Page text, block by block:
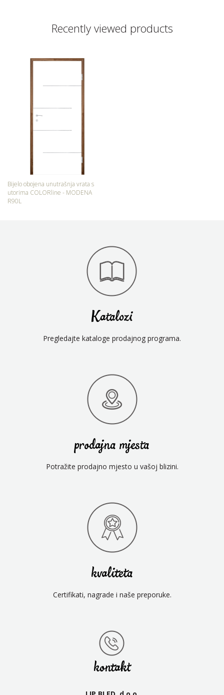
Recently viewed products
Bijelo obojena unutrašnja vrata s
utorima COLORline - MODENA
R90L
Katalozi
Pregledajte kataloge prodajnog programa.
prodajna mjesta
Potražite prodajno mjesto u vašoj blizini.
kvaliteta
Certifikati, nagrade i naše preporuke.
kontakt